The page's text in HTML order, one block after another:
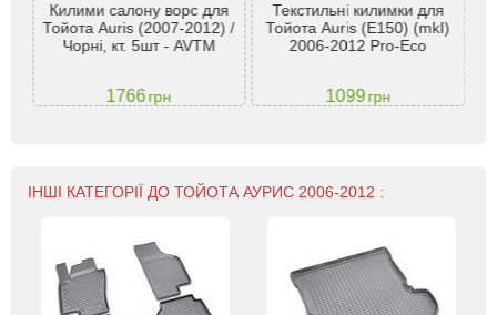
Килими салону ворс для
Тойота Auris (2007-2012) /
Чорні, кт. 5шт - AVTM
1766грн
Текстильні килимки для
Тойота Auris (E150) (mkI)
2006-2012 Pro-Eco
1099грн
ІНШІ КАТЕГОРІЇ ДО ТОЙОТА АУРИС 2006-2012 :